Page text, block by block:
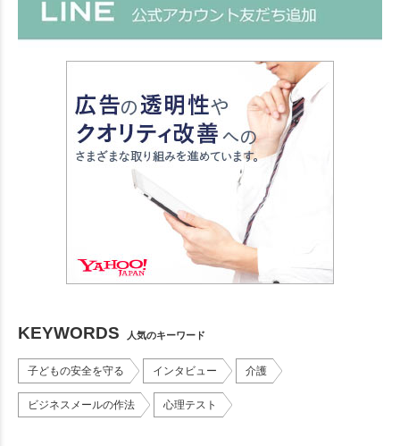
KEYWORDS 人気のキーワード
子どもの安全を守る インタビュー 介護
ビジネスメールの作法 心理テスト